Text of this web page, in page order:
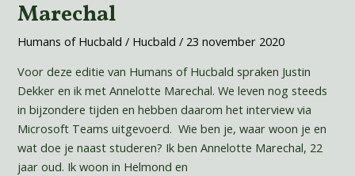
Marechal
Humans of Hucbald / Hucbald/ 23 november 2020
Voor deze editie van Humans of Hucbald spraken Justin
Dekker en ik met Annelotte Marechal. We leven nog steeds
in bijzondere tijden en hebben daarom het interview via
Microsoft Teams uitgevoerd. Wie ben je, waar woon je en
wat doe je naast studeren? Ik ben Annelotte Marechal, 22
jaar oud. Ik woon in Helmond en
Marechal